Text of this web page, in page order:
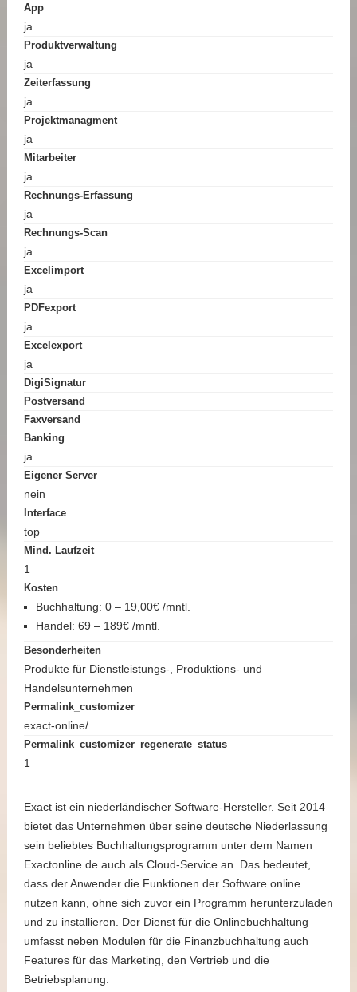
App
ja
Produktverwaltung
ja
Zeiterfassung
ja
Projektmanagment
ja
Mitarbeiter
ja
Rechnungs-Erfassung
ja
Rechnungs-Scan
ja
Excelimport
ja
PDFexport
ja
Excelexport
ja
DigiSignatur
Postversand
Faxversand
Banking
ja
Eigener Server
nein
Interface
top
Mind. Laufzeit
1
Kosten
Buchhaltung: 0 – 19,00€ /mntl.
Handel: 69 – 189€ /mntl.
Besonderheiten
Produkte für Dienstleistungs-, Produktions- und
Handelsunternehmen
Permalink_customizer
exact-online/
Permalink_customizer_regenerate_status
1
Exact ist ein niederländischer Software-Hersteller. Seit 2014
bietet das Unternehmen über seine deutsche Niederlassung
sein beliebtes Buchhaltungsprogramm unter dem Namen
Exactonline.de auch als Cloud-Service an. Das bedeutet,
dass der Anwender die Funktionen der Software online
nutzen kann, ohne sich zuvor ein Programm herunterzuladen
und zu installieren. Der Dienst für die Onlinebuchhaltung
umfasst neben Modulen für die Finanzbuchhaltung auch
Features für das Marketing, den Vertrieb und die
Betriebsplanung.